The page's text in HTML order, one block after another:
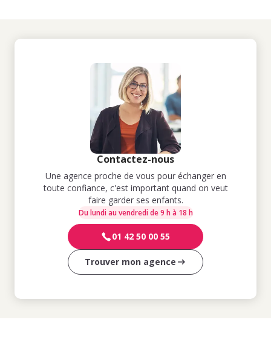
Contactez-nous
Une agence proche de vous pour échanger en
toute confiance, c'est important quand on veut
faire garder ses enfants.
Du lundi au vendredi de 9 h à 18 h
01 42 50 00 55
Trouver mon agence